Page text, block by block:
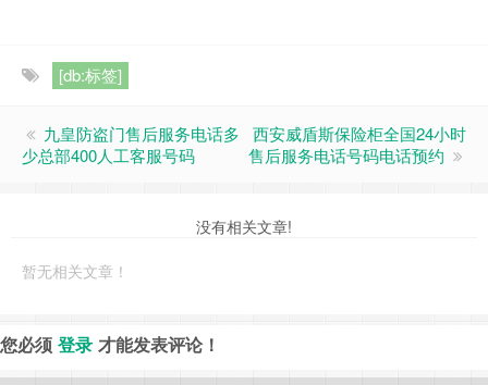
[db:标签]
九皇防盗门售后服务电话多
少总部400人工客服号码
西安威盾斯保险柜全国24小时
售后服务电话号码电话预约
没有相关文章!
暂无相关文章！
您必须 登录 才能发表评论！